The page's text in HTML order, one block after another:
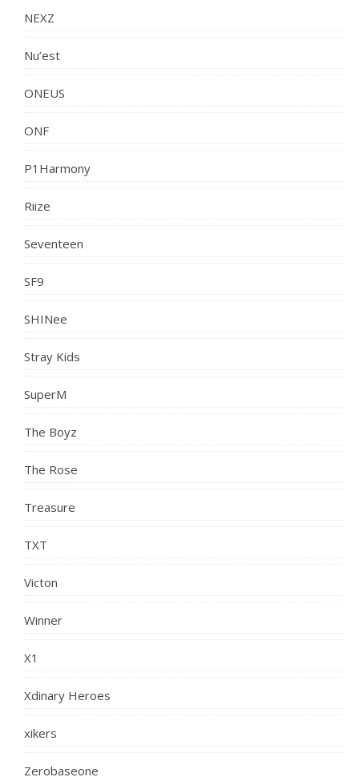
NEXZ
Nu’est
ONEUS
ONF
P1Harmony
Riize
Seventeen
SF9
SHINee
Stray Kids
SuperM
The Boyz
The Rose
Treasure
TXT
Victon
Winner
X1
Xdinary Heroes
xikers
Zerobaseone